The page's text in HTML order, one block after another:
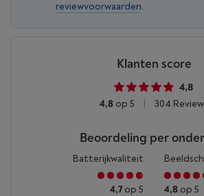
reviewvoorwaarden.
Klanten score
4,8
4,8 op 5 304
Beoordeling per
Batterijkwaliteit
4,7op 5 4,8 op 5